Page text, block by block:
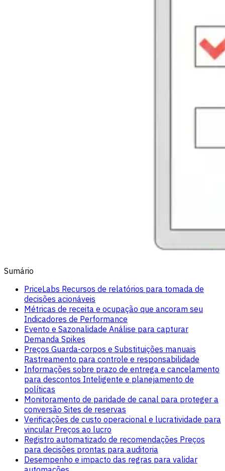
Sumário
PriceLabs Recursos de relatórios para tomada de
decisões acionáveis
Métricas de receita e ocupação que ancoram seu
Indicadores de Performance
Evento e Sazonalidade Análise para capturar
Demanda Spikes
Preços Guarda-corpos e Substituições manuais
Rastreamento para controle e responsabilidade
Informações sobre prazo de entrega e cancelamento
para descontos Inteligente e planejamento de
políticas
Monitoramento de paridade de canal para proteger a
conversão Sites de reservas
Verificações de custo operacional e lucratividade para
vincular Preços ao lucro
Registro automatizado de recomendações Preços
para decisões prontas para auditoria
Desempenho e impacto das regras para validar